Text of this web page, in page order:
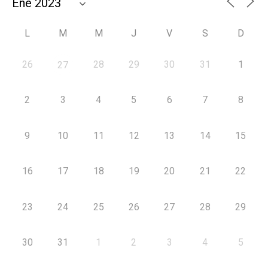
L M M J V S D
26 27 28 29 30 31 1
2 3 4 5 6 7 8
9 10 11 12 13 14 15
16 17 18 19 20 21 22
23 24 25 26 27 28 29
30 31 1 2 3 4 5